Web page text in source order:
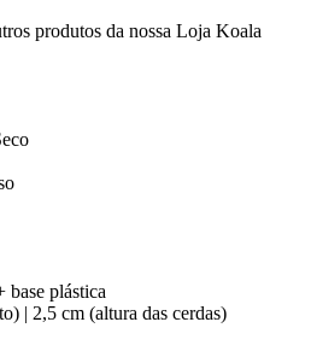
produtos da nossa Loja Koala
base plástica
| 2,5 cm (altura das cerdas)